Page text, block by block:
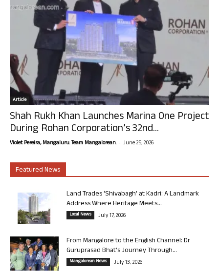
Article
Shah Rukh Khan Launches Marina One Project
During Rohan Corporation’s 32nd...
Violet Pereira, Mangaluru. Team Mangalorean. - June 25, 2026
Featured News
Land Trades ‘Shivabagh’ at Kadri: A Landmark
Address Where Heritage Meets...
Local News July 17, 2026
From Mangalore to the English Channel: Dr
Guruprasad Bhat’s Journey Through...
Mangalorean News July 13, 2026